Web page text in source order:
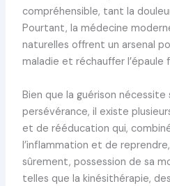
compréhensible, tant la
Pourtant, la médecine
naturelles offrent un arsenal
maladie et réchauffer l’épaule
Bien que la guérison
persévérance, il existe
et de rééducation qui,
l’inflammation et de
sûrement, possession de sa
telles que la kinésithérapie,